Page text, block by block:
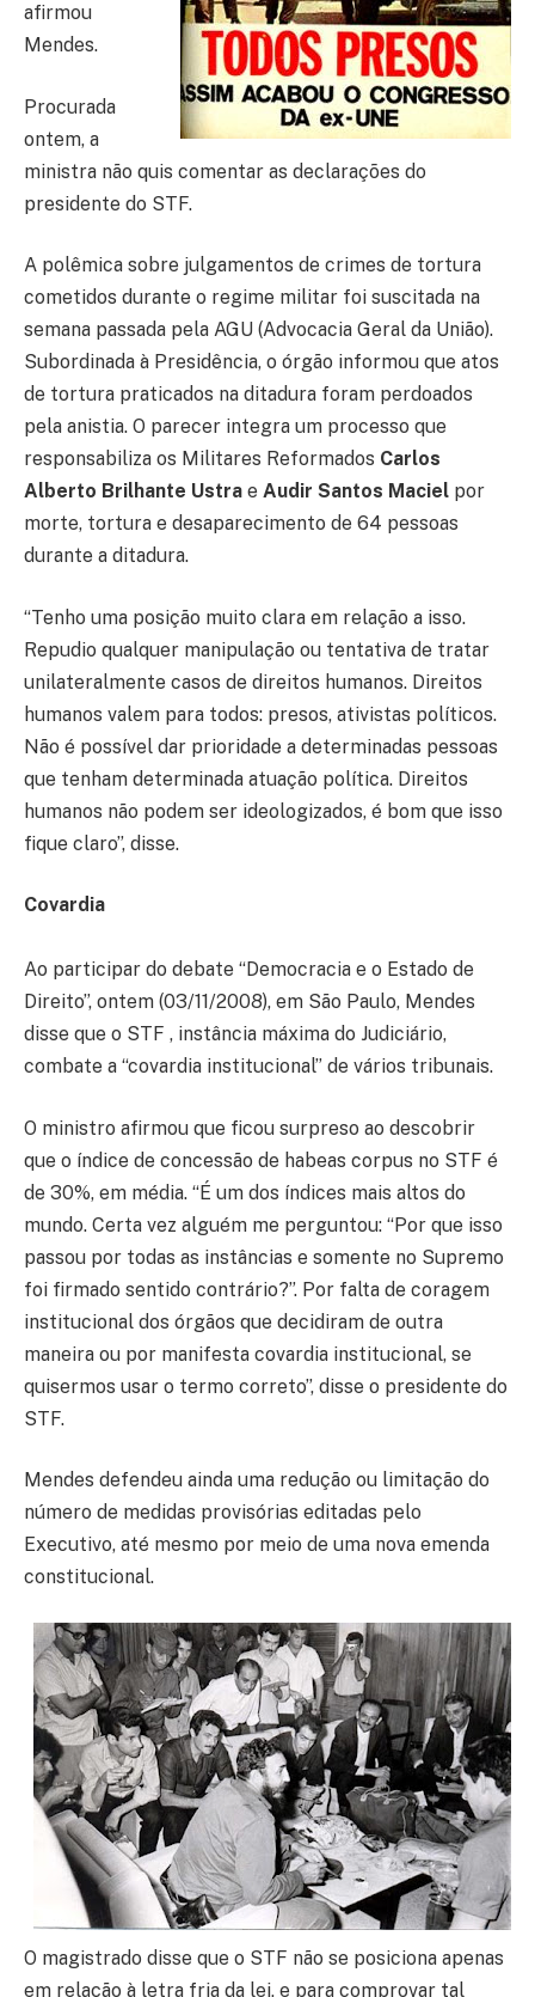
afirmou
Mendes.
Procurada
ontem, a
ministra não quis comentar as declarações do
presidente do STF.
A polêmica sobre julgamentos de crimes de tortura
cometidos durante o regime militar foi suscitada na
semana passada pela AGU (Advocacia Geral da União).
Subordinada à Presidência, o órgão informou que atos
de tortura praticados na ditadura foram perdoados
pela anistia. O parecer integra um processo que
responsabiliza os Militares Reformados Carlos
Alberto Brilhante Ustra e Audir Santos Maciel por
morte, tortura e desaparecimento de 64 pessoas
durante a ditadura.
“Tenho uma posição muito clara em relação a isso.
Repudio qualquer manipulação ou tentativa de tratar
unilateralmente casos de direitos humanos. Direitos
humanos valem para todos: presos, ativistas políticos.
Não é possível dar prioridade a determinadas pessoas
que tenham determinada atuação política. Direitos
humanos não podem ser ideologizados, é bom que isso
fique claro”, disse.
Covardia
Ao participar do debate “Democracia e o Estado de
Direito”, ontem (03/11/2008), em São Paulo, Mendes
disse que o STF , instância máxima do Judiciário,
combate a “covardia institucional” de vários tribunais.
O ministro afirmou que ficou surpreso ao descobrir
que o índice de concessão de habeas corpus no STF é
de 30%, em média. “É um dos índices mais altos do
mundo. Certa vez alguém me perguntou: “Por que isso
passou por todas as instâncias e somente no Supremo
foi firmado sentido contrário?”. Por falta de coragem
institucional dos órgãos que decidiram de outra
maneira ou por manifesta covardia institucional, se
quisermos usar o termo correto”, disse o presidente do
STF.
Mendes defendeu ainda uma redução ou limitação do
número de medidas provisórias editadas pelo
Executivo, até mesmo por meio de uma nova emenda
constitucional.
O magistrado disse que o STF não se posiciona apenas
em relação à letra fria da lei, e para comprovar tal